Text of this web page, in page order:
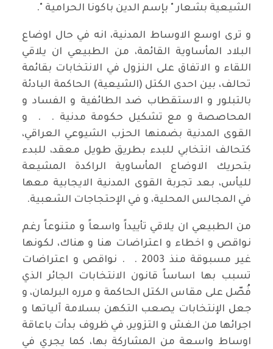
الشيعية بشعار " بإسم الدين باكونا الحرامية ".
و ترى اوسع الاوساط المدنية، انه في حال اوضاع
البلاد المأساوية القائمة، من الطبيعي ان يلاقي
اللقاء و الاتفاق على النزول في الانتخابات بقائمة
تحالف، بين احدى الكتل (الشيعية) الحاكمة البادئة
بالتبلور و الاستقطاب ضد الطائفية و الفساد و
المحاصصة و مع تشكيل حكومة مدنية . . و
القوى المدنية بضمنها الحزب الشيوعي العراقي،
كتحالف انتخابي للبدء بطريق طويل معقد، للبدء
بتحريك الاوضاع المأساوية الراكدة المشيعة
لليأس، بعد تجربة القوى المدنية الايجابية معها
في المجالس المحلية، و في الإحتجاجات الشعبية.
من الطبيعي ان يلاقي تأييداً واسعاً و متنوعاً رغم
نواقص و اخطاء و اعتراضات هنا و هناك، لكونها
غير مسبوقة منذ 2003 . . نواقص و اعتراضات
تسبب بها اساساً قانون الانتخابات الجائر الذي
فُصّل على مقاس الكتل الحاكمة و مرره البرلمان، و
جعل الإنتخابات يصعب التكهن بسلامة آلياتها و
اجرائها من الغش و التزوير، في ظروف بدأت باعاقة
اوساط واسعة من المشاركة بها، كما يجري في